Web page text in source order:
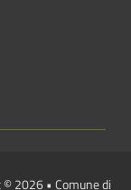
2026 • Comune di